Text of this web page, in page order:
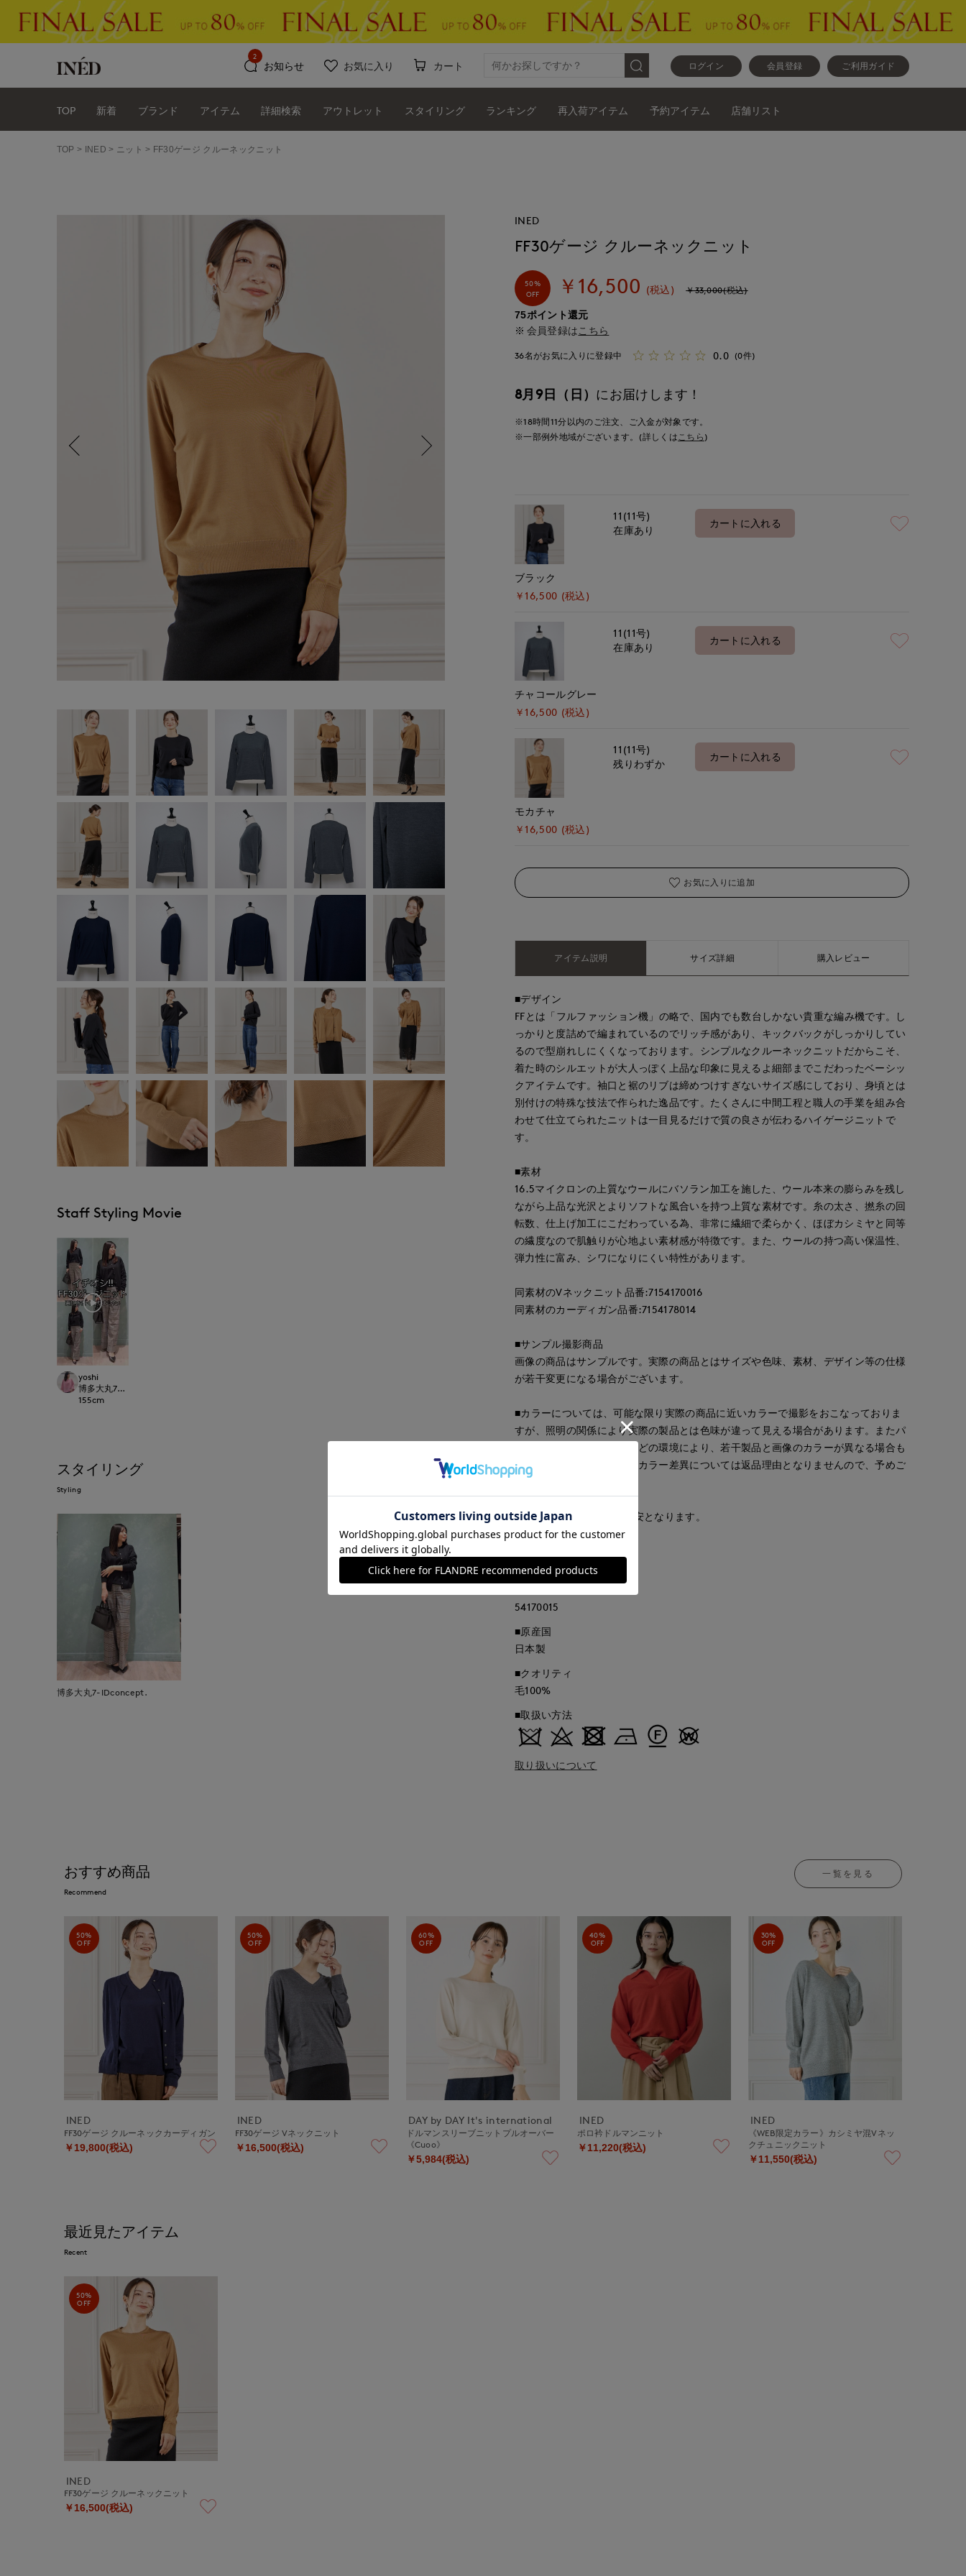
ログイン 会員登録 ご利用ガイド
お知らせ
2
お気に入り カート
TOP 新着 ブランド アイテム 詳細検索 アウトレット スタイリング ランキング 再入荷アイテム 予約アイテム 店舗リスト
TOP INED ニット FF30ゲージ クルーネックニット
Staff Styling Movie
yoshi
博多大丸7-IDconcept.
155cm
スタイリング
Styling
博多大丸7-IDconcept.
INED
FF30ゲージ クルーネックニット
50%
OFF
￥16,500 (税込) ￥33,000(税込)
75ポイント還元
会員登録は こちら
36名がお気に入りに登録中 0.0 (0件)
8月9日（日） にお届けします！
※18時間11分以内のご注文、ご入金が対象です。
※一部例外地域がございます。(詳しくはこちら )
ブラック
￥16,500 (税込)
11(11号)
在庫あり
カートに入れる
チャコールグレー
￥16,500 (税込)
11(11号)
在庫あり
カートに入れる
モカチャ
￥16,500 (税込)
11(11号)
残りわずか
カートに入れる
お気に入りに追加
アイテム説明 サイズ詳細 購入レビュー
■デザイン
FFとは「フルファッション機」の略で、国内でも数台しかない貴重な編み機です。し
っかりと度詰めで編まれているのでリッチ感があり、キックバックがしっかりしてい
るので型崩れしにくくなっております。シンプルなクルーネックニットだからこそ、
着た時のシルエットが大人っぽく上品な印象に見えるよ細部までこだわったベーシッ
クアイテムです。袖口と裾のリブは締めつけすぎないサイズ感にしており、身頃とは
別付けの特殊な技法で作られた逸品です。たくさんに中間工程と職人の手業を組み合
わせて仕立てられたニットは一目見るだけで質の良さが伝わるハイゲージニットで
す。
■素材
16.5マイクロンの上質なウールにバソラン加工を施した、ウール本来の膨らみを残し
ながら上品な光沢とよりソフトな風合いを持つ上質な素材です。糸の太さ、撚糸の回
転数、仕上げ加工にこだわっている為、非常に繊細で柔らかく、ほぼカシミヤと同等
の繊度なので肌触りが心地よい素材感が特徴です。また、ウールの持つ高い保温性、
弾力性に富み、シワになりにくい特性があります。
同素材のVネックニット品番:7154170016
同素材のカーディガン品番:7154178014
■サンプル撮影商品
画像の商品はサンプルです。実際の商品とはサイズや色味、素材、デザイン等の仕様
が若干変更になる場合がございます。
■カラーについては、可能な限り実際の商品に近いカラーで撮影をおこなっておりま
すが、照明の関係により実際の製品とは色味が違って見える場合があります。またパ
ソコン・スマートフォンなどの環境により、若干製品と画像のカラーが異なる場合も
ございます。現物と画像のカラー差異については返品理由となりませんので、予めご
了承ください。
■サイズ表記はあくまで目安となります。
同素材のカーディガン
54170015
■原産国
日本製
■クオリティ
毛100%
■取扱い方法
取り扱いについて
おすすめ商品
Recommend
一覧を見る
50%
OFF
INED
FF30ゲージ クルーネックカーディガン
￥19,800(税込)
50%
OFF
INED
FF30ゲージ Vネックニット
￥16,500(税込)
60%
OFF
DAY by DAY It's international
ドルマンスリーブニットプルオーバー
《Cuoo》
￥5,984(税込)
40%
OFF
INED
ポロ衿ドルマンニット
￥11,220(税込)
30%
OFF
INED
《WEB限定カラー》カシミヤ混Vネッ
クチュニックニット
￥11,550(税込)
最近見たアイテム
Recent
50%
OFF
INED
FF30ゲージ クルーネックニット
￥16,500(税込)